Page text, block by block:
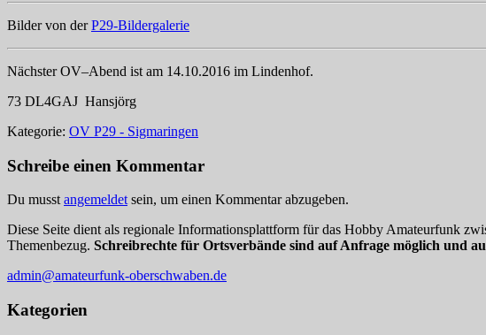
Bilder von derP29-Bildergalerie
Nächster OV–Abend ist am 14.10.2016 im Lindenhof.
73 DL4GAJ Hansjörg
Kategorie: OV P29 - Sigmaringen
Schreibe einen Kommentar
Du musst angemeldet sein, um einen Kommentar abzugeben.
Diese Seite dient als regionale Informationsplattform für das Hobby Amateurfunk
Themenbezug. Schreibrechte für Ortsverbände sind auf Anfrage möglich und
admin@amateurfunk-oberschwaben.de
Kategorien